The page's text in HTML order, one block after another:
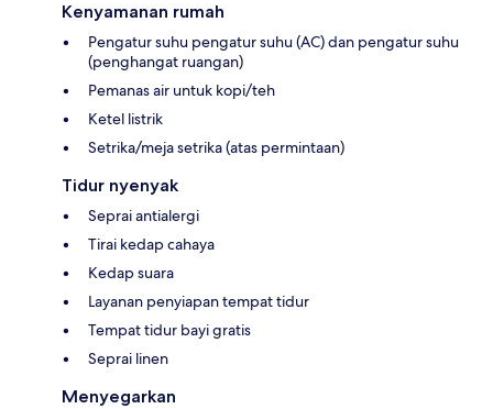
Kenyamanan rumah
Pengatur suhu pengatur suhu (AC) dan pengatur suhu
(penghangat ruangan)
Pemanas air untuk kopi/teh
Ketel listrik
Setrika/meja setrika (atas permintaan)
Tidur nyenyak
Seprai antialergi
Tirai kedap cahaya
Kedap suara
Layanan penyiapan tempat tidur
Tempat tidur bayi gratis
Seprai linen
Menyegarkan